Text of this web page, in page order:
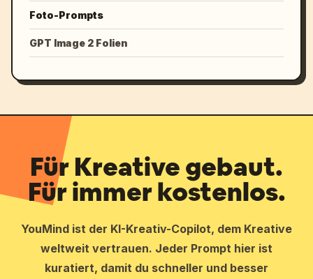
Foto-Prompts
GPT Image 2 Folien
Für Kreative gebaut.
Für immer kostenlos.
YouMind ist der KI-Kreativ-Copilot, dem Kreative
weltweit vertrauen. Jeder Prompt hier ist
kuratiert, damit du schneller und besser